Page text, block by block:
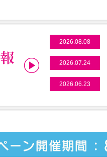
2026.08.08
2026.07.24
2026.06.23